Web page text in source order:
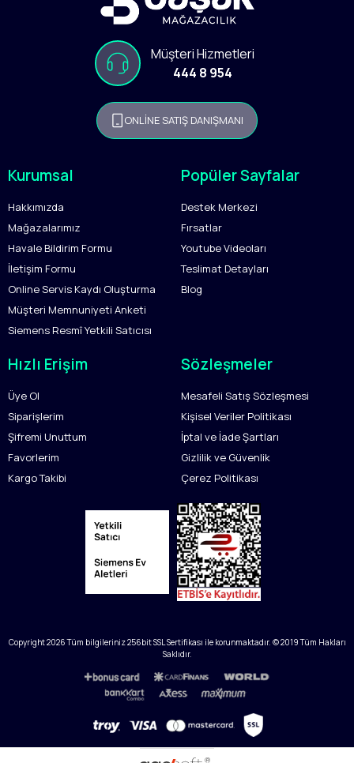
Müşteri Hizmetleri
444 8 954
ONLİNE SATIŞ DANIŞMANI
Kurumsal
Hakkımızda
Mağazalarımız
Havale Bildirim Formu
İletişim Formu
Online Servis Kaydı Oluşturma
Müşteri Memnuniyeti Anketi
Siemens Resmî Yetkili Satıcısı
Popüler Sayfalar
Destek Merkezi
Fırsatlar
Youtube Videoları
Teslimat Detayları
Blog
Hızlı Erişim
Üye Ol
Siparişlerim
Şifremi Unuttum
Favorlerim
Kargo Takibi
Sözleşmeler
Mesafeli Satış Sözleşmesi
Kişisel Veriler Politikası
İptal ve İade Şartları
Gizlilik ve Güvenlik
Çerez Politikası
Copyright2026Tüm bilgileriniz 256bit SSL Sertifikası ile korunmaktadır. © 2019 Tüm Hakları
Saklıdır.